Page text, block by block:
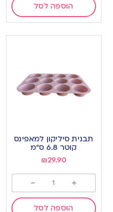
הוספה לסל
תבנית סיליקון למאפינס
קוטר 6.8 ס”מ
₪29.90
+
-
הוספה לסל